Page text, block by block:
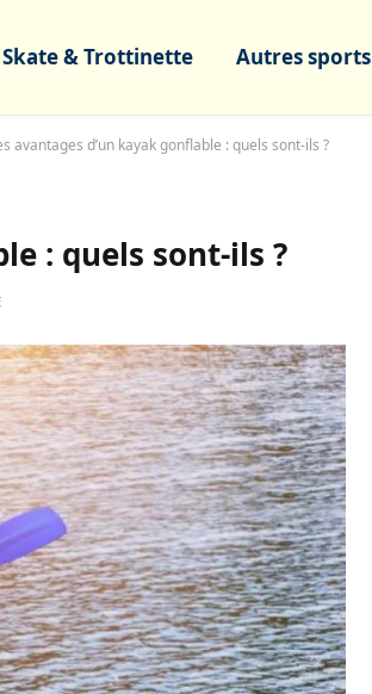
Skate & Trottinette Autres sports
avantages d’un kayak gonflable : quels sont-ils ?
: quels sont-ils ?